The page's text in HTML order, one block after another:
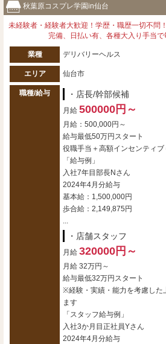
秋葉原コスプレ学園in仙台
未経験者・経験者大歓迎！学歴・職歴一切不問
完備、日払い有、各種大入り手当で
業種 デリバリーヘルス
エリア 仙台市
職種/給与 ・店長/幹部候補
月給 500000円～
月給：500,000円～
給与最低50万円スタート
役職手当＋高額インセンティ
「給与例」
入社7年目部長Nさん
2024年4月分給与
基本給：1,500,000円
歩合給：2,149,875円
...
・店舗スタッフ
月給 320000円～
月給 32万円～
給与最低32万円スタート
※経験・実績・能力を考慮した
ます
「スタッフ給与例」
入社3か月目正社員Yさん
2024年4月分給与